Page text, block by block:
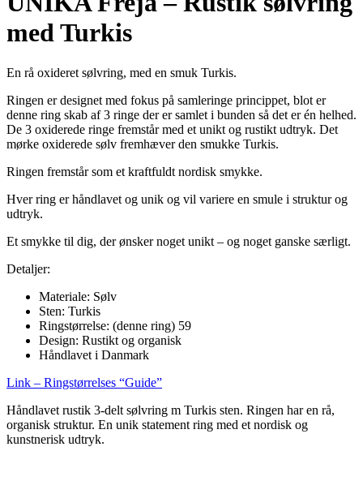
med Turkis
En rå oxideret sølvring, med en smuk Turkis.
Ringen er designet med fokus på samleringe princippet, blot er
denne ring skab af 3 ringe der er samlet i bunden så det er én helhed.
De 3 oxiderede ringe fremstår med et unikt og rustikt udtryk. Det
mørke oxiderede sølv fremhæver den smukke Turkis.
Ringen fremstår som et kraftfuldt nordisk smykke.
Hver ring er håndlavet og unik og vil variere en smule i struktur og
udtryk.
Et smykke til dig, der ønsker noget unikt – og noget ganske særligt.
Detaljer:
Materiale: Sølv
Sten: Turkis
Ringstørrelse: (denne ring) 59
Design: Rustikt og organisk
Håndlavet i Danmark
Link – Ringstørrelses “Guide”
Håndlavet rustik 3-delt sølvring m Turkis sten. Ringen har en rå,
organisk struktur. En unik statement ring med et nordisk og
kunstnerisk udtryk.